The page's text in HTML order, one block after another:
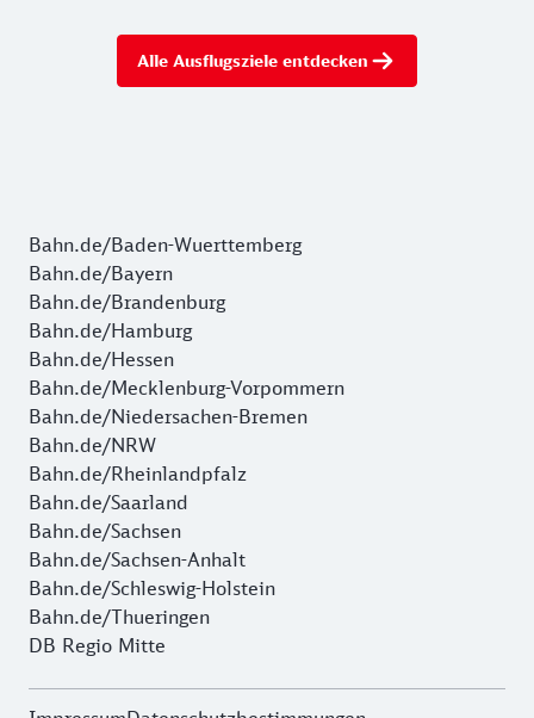
Alle Ausflugsziele entdecken
Bahn.de/Baden-Wuerttemberg
Bahn.de/Bayern
Bahn.de/Brandenburg
Bahn.de/Hamburg
Bahn.de/Hessen
Bahn.de/Mecklenburg-Vorpommern
Bahn.de/Niedersachen-Bremen
Bahn.de/NRW
Bahn.de/Rheinlandpfalz
Bahn.de/Saarland
Bahn.de/Sachsen
Bahn.de/Sachsen-Anhalt
Bahn.de/Schleswig-Holstein
Bahn.de/Thueringen
DB Regio Mitte